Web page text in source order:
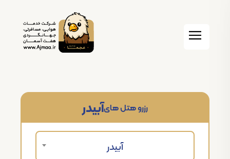
آبیدررزرو هتل های
آبیدر